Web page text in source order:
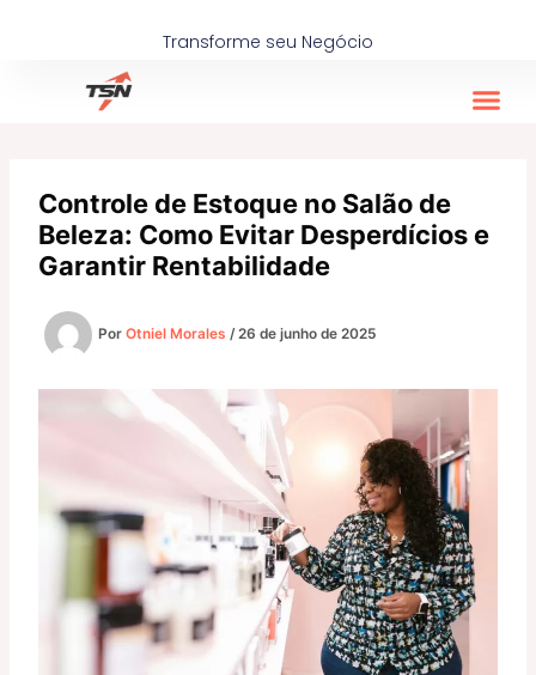
Transforme seu Negócio
Controle de Estoque no Salão de
Beleza: Como Evitar Desperdícios e
Garantir Rentabilidade
Por Otniel Morales /26 de junho de 2025